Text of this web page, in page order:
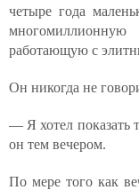
четыре года
многомиллионную
работающую с
Он никогда не
— Я хотел показать
он тем вечером.
По мере того как